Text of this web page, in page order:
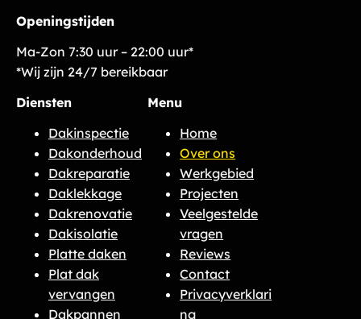
Diensten
Dakinspectie
Dakonderhoud
Dakreparatie
Daklekkage
Dakrenovatie
Dakisolatie
Platte daken
Plat dak
vervangen
Dakpannen
Menu
Home
Over ons
Werkgebied
Projecten
Veelgestelde
vragen
Reviews
Contact
Privacyverklari
ng
Openingstijden
Ma-Zon 7:30 uur – 22:00 uur*
*Wij zijn 24/7 bereikbaar